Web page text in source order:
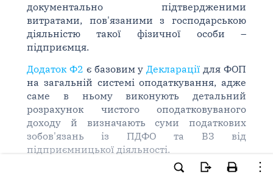
документально підтвердженими
витратами, пов'язаними з господарською
діяльністю такої фізичної особи –
підприємця.
Додаток Ф2 є базовим уДекларації для ФОП
на загальній системі оподаткування, адже
саме в ньому виконують детальний
розрахунок чистого оподатковуваного
доходу й визначають суми податкових
зобов'язань із ПДФО та ВЗ від
підприємницької діяльності.
додаток Ф2на підставі